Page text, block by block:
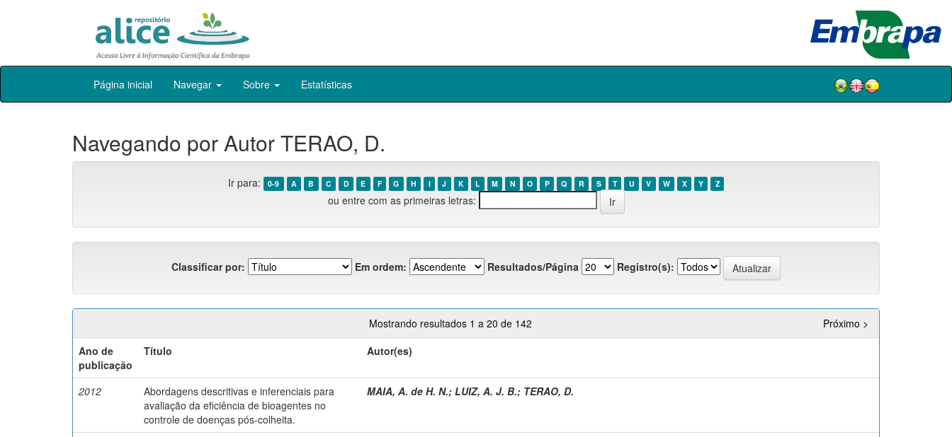
Skip
Página inicial Navegar Sobre Estatísticas
Navegando por Autor TERAO, D.
Ir para: 0-9 A B C D E F G H I J K L M N O P Q R S T U V W X Y Z
ou entre com as primeiras letras:
Classificar por: Em ordem: Resultados/Página Registro(s):
Mostrando resultados 1 a 20 de 142
Próximo >
Ano de
publicação
Título Autor(es)
2012
Abordagens descritivas e inferenciais para
avaliação da eficiência de bioagentes no
controle de doenças pós-colheita.
MAIA, A. de H. N.; LUIZ, A. J. B.; TERAO, D.